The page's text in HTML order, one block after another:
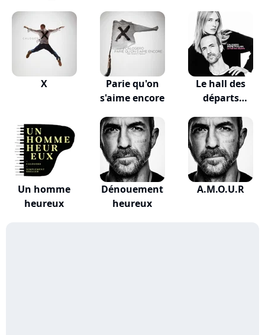
X
Parie qu'on
s'aime encore
Le hall des
départs
Un homme
heureux
Dénouement
heureux
A.M.O.U.R